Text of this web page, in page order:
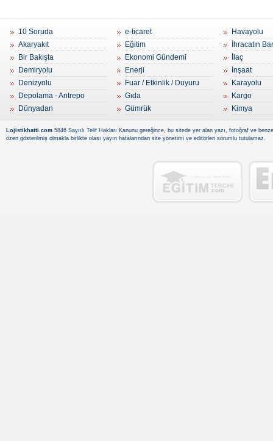
10 Soruda
Akaryakıt
Bir Bakışta
Demiryolu
Denizyolu
Depolama - Antrepo
Dünyadan
e-ticaret
Eğitim
Ekonomi Gündemi
Enerji
Fuar / Etkinlik / Duyuru
Gıda
Gümrük
Havayolu
İhracatın
İlaç
İnşaat
Karayolu
Kargo
Kimya
Lojistikhatti.com 5846 Sayıılı Telif Hakları Kanunu gereğince, bu sitede yer alan yazı, fotoğraf ve
özen gösterilmiş olmakla birlikte olası yayın hatalarından site yönetimi ve editörleri sorumlu tutulamaz.